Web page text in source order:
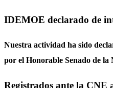
IDEMOE declarado de
Nuestra actividad ha sido
por el Honorable Senado de la
Registrados ante la CNE